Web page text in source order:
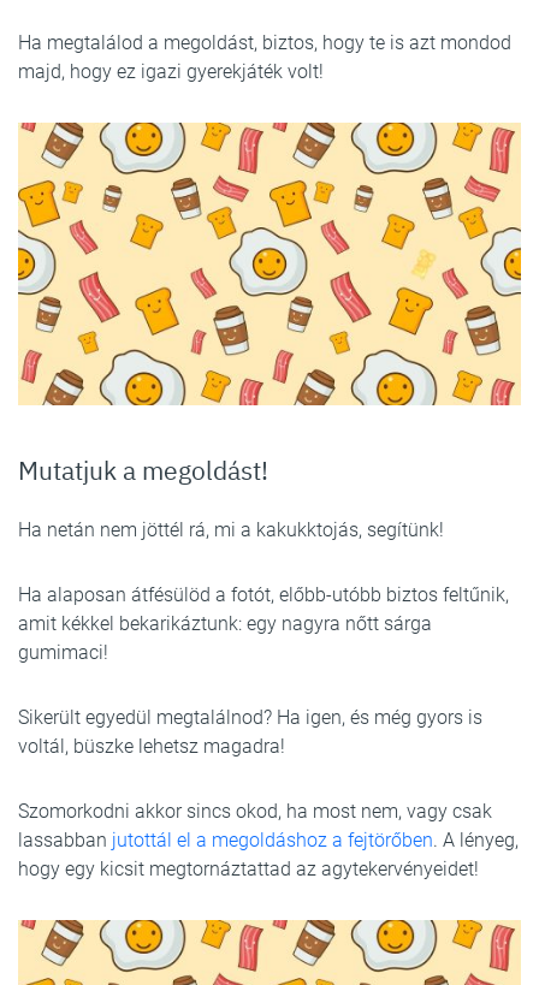
Ha megtalálod a megoldást, biztos, hogy te is azt mondod
majd, hogy ez igazi gyerekjáték volt!
Mutatjuk a megoldást!
Ha netán nem jöttél rá, mi a kakukktojás, segítünk!
Ha alaposan átfésülöd a fotót, előbb-utóbb biztos feltűnik,
amit kékkel bekarikáztunk: egy nagyra nőtt sárga
gumimaci!
Sikerült egyedül megtalálnod? Ha igen, és még gyors is
voltál, büszke lehetsz magadra!
Szomorkodni akkor sincs okod, ha most nem, vagy csak
lassabban jutottál el a megoldáshoz a fejtörőben. A lényeg,
hogy egy kicsit megtornáztattad az agytekervényeidet!